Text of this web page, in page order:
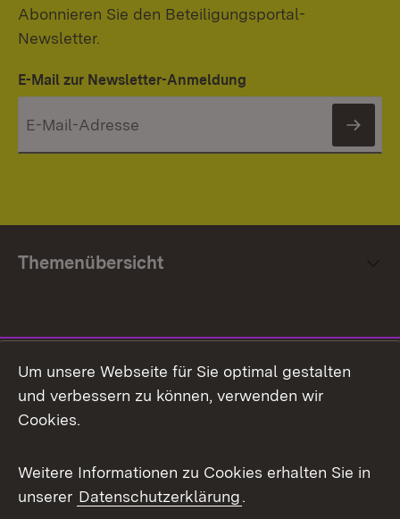
Abonnieren Sie den Beteiligungsportal-
Newsletter.
E-Mail zur Newsletter-Anmeldung
Themenübersicht
Facebook
X / Twitter
Youtube
Um unsere Webseite für Sie optimal gestalten
und verbessern zu können, verwenden wir
Cookies.
Weitere Informationen zu Cookies erhalten Sie in
unserer Datenschutzerklärung.